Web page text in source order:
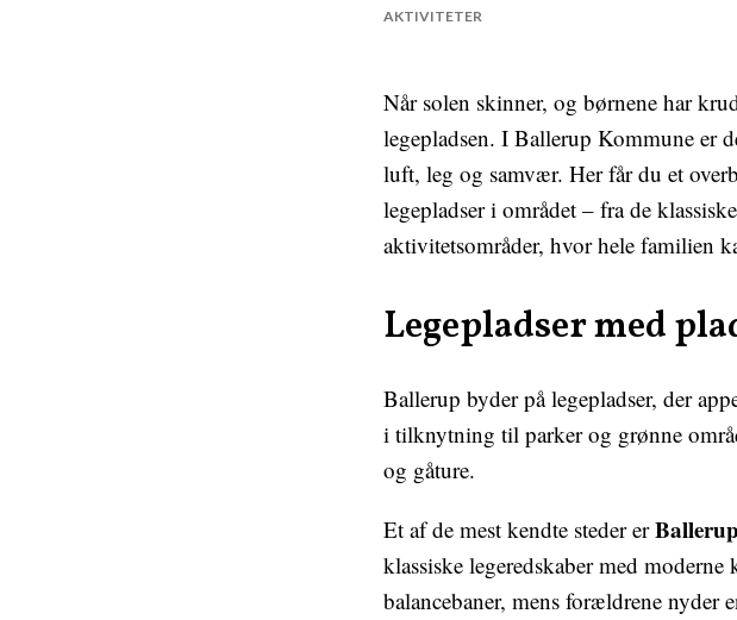
AKTIVITETER
Når solen skinner, og børnene har
legepladsen. I Ballerup Kommune er
luft, leg og samvær. Her får du et
legepladser i området – fra de
aktivitetsområder, hvor hele familien
Legepladser med
Ballerup byder på legepladser, der
i tilknytning til parker og grønne
og gåture.
Et af de mest kendte steder er
klassiske legeredskaber med
balancebaner, mens forældrene nyder